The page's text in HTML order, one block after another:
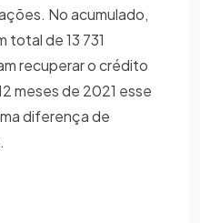
No acumulado,
total de 13 731
recuperar o crédito
meses de 2021 esse
diferença de